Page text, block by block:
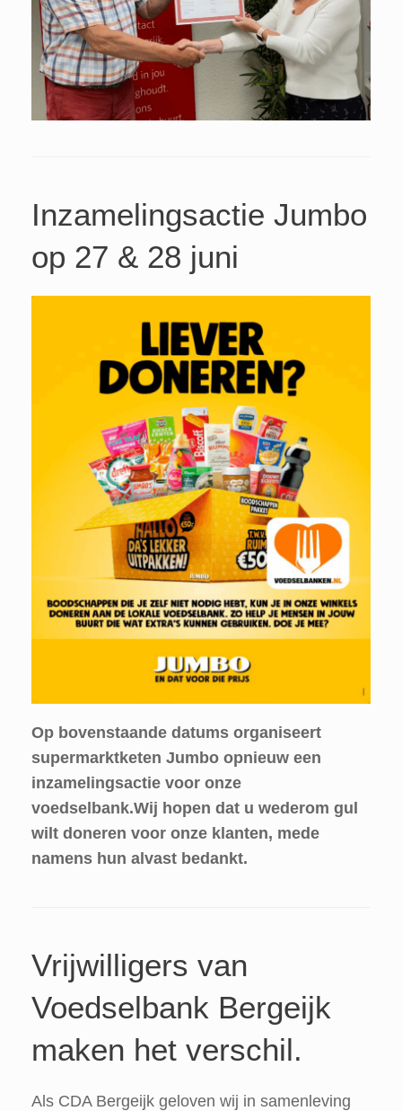
Inzamelingsactie Jumbo
op 27 & 28 juni
Op bovenstaande datums organiseert
supermarktketen Jumbo opnieuw een
inzamelingsactie voor onze
voedselbank.Wij hopen dat u wederom gul
wilt doneren voor onze klanten, mede
namens hun alvast bedankt.
Vrijwilligers van
Voedselbank Bergeijk
maken het verschil.
Als CDA Bergeijk geloven wij in samenleving